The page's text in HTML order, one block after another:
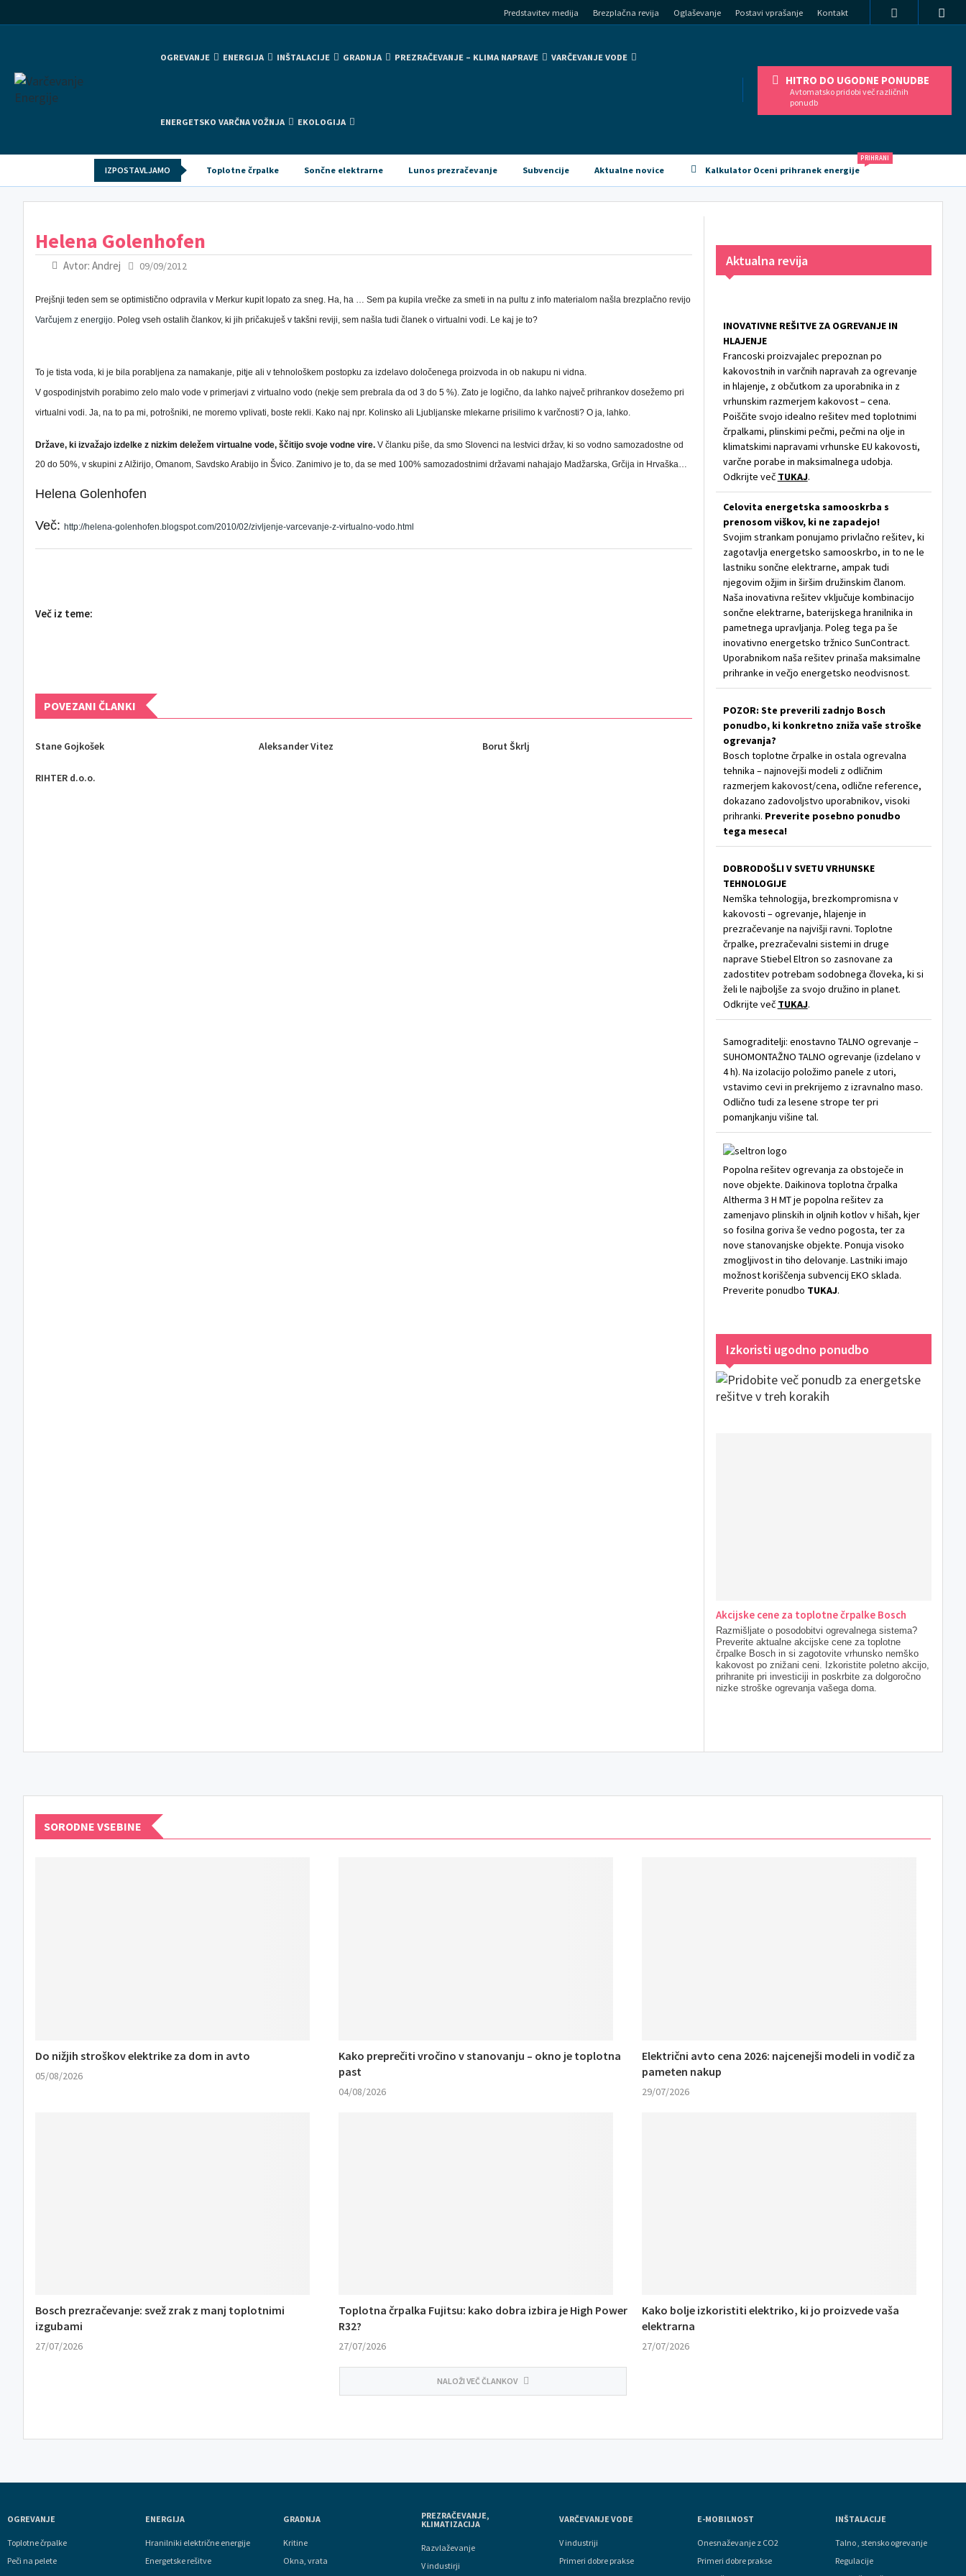
Predstavitev medija Brezplačna revija Oglaševanje Postavi vprašanje Kontakt
OGREVANJE ENERGIJA INŠTALACIJE GRADNJA PREZRAČEVANJE – KLIMA NAPRAVE VARČEVANJE VODE
ENERGETSKO VARČNA VOŽNJA EKOLOGIJA
HITRO DO UGODNE PONUDBE
Avtomatsko pridobi več različnih
ponudb
IZPOSTAVLJAMO Toplotne črpalke Sončne elektrarne Lunos prezračevanje Subvencije Aktualne novice Kalkulator Oceni prihranek energije
PRIHRANI
Helena Golenhofen
Avtor: Andrej 09/09/2012
Prejšnji teden sem se optimistično odpravila v Merkur kupit lopato za sneg. Ha, ha … Sem pa kupila vrečke za smeti in na pultu z info materialom našla brezplačno revijo
Varčujem z energijo. Poleg vseh ostalih člankov, ki jih pričakuješ v takšni reviji, sem našla tudi članek o virtualni vodi. Le kaj je to?
To je tista voda, ki je bila porabljena za namakanje, pitje ali v tehnološkem postopku za izdelavo določenega proizvoda in ob nakupu ni vidna.
V gospodinjstvih porabimo zelo malo vode v primerjavi z virtualno vodo (nekje sem prebrala da od 3 do 5 %). Zato je logično, da lahko največ prihrankov dosežemo pri
virtualni vodi. Ja, na to pa mi, potrošniki, ne moremo vplivati, boste rekli. Kako naj npr. Kolinsko ali Ljubljanske mlekarne prisilimo k varčnosti? O ja, lahko.
Države, ki izvažajo izdelke z nizkim deležem virtualne vode, ščitijo svoje vodne vire. V članku piše, da smo Slovenci na lestvici držav, ki so vodno samozadostne od
20 do 50%, v skupini z Alžirijo, Omanom, Savdsko Arabijo in Švico. Zanimivo je to, da se med 100% samozadostnimi državami nahajajo Madžarska, Grčija in Hrvaška…
Helena Golenhofen
Več: http://helena-golenhofen.blogspot.com/2010/02/zivljenje-varcevanje-z-virtualno-vodo.html
Več iz teme:
POVEZANI ČLANKI
Stane Gojkošek Aleksander Vitez Borut Škrlj
RIHTER d.o.o.
Aktualna revija
INOVATIVNE REŠITVE ZA OGREVANJE IN
HLAJENJE
Francoski proizvajalec prepoznan po
kakovostnih in varčnih napravah za ogrevanje
in hlajenje, z občutkom za uporabnika in z
vrhunskim razmerjem kakovost – cena.
Poiščite svojo idealno rešitev med toplotnimi
črpalkami, plinskimi pečmi, pečmi na olje in
klimatskimi napravami vrhunske EU kakovosti,
varčne porabe in maksimalnega udobja.
Odkrijte več TUKAJ.
Celovita energetska samooskrba s
prenosom viškov, ki ne zapadejo!
Svojim strankam ponujamo privlačno rešitev, ki
zagotavlja energetsko samooskrbo, in to ne le
lastniku sončne elektrarne, ampak tudi
njegovim ožjim in širšim družinskim članom.
Naša inovativna rešitev vključuje kombinacijo
sončne elektrarne, baterijskega hranilnika in
pametnega upravljanja. Poleg tega pa še
inovativno energetsko tržnico SunContract.
Uporabnikom naša rešitev prinaša maksimalne
prihranke in večjo energetsko neodvisnost.
POZOR: Ste preverili zadnjo Bosch
ponudbo, ki konkretno zniža vaše stroške
ogrevanja?
Bosch toplotne črpalke in ostala ogrevalna
tehnika – najnovejši modeli z odličnim
razmerjem kakovost/cena, odlične reference,
dokazano zadovoljstvo uporabnikov, visoki
prihranki. Preverite posebno ponudbo
tega meseca!
DOBRODOŠLI V SVETU VRHUNSKE
TEHNOLOGIJE
Nemška tehnologija, brezkompromisna v
kakovosti – ogrevanje, hlajenje in
prezračevanje na najvišji ravni. Toplotne
črpalke, prezračevalni sistemi in druge
naprave Stiebel Eltron so zasnovane za
zadostitev potrebam sodobnega človeka, ki si
želi le najboljše za svojo družino in planet.
Odkrijte več TUKAJ.
Samograditelji: enostavno TALNO ogrevanje –
SUHOMONTAŽNO TALNO ogrevanje (izdelano v
4 h). Na izolacijo položimo panele z utori,
vstavimo cevi in prekrijemo z izravnalno maso.
Odlično tudi za lesene strope ter pri
pomanjkanju višine tal.
Popolna rešitev ogrevanja za obstoječe in
nove objekte. Daikinova toplotna črpalka
Altherma 3 H MT je popolna rešitev za
zamenjavo plinskih in oljnih kotlov v hišah, kjer
so fosilna goriva še vedno pogosta, ter za
nove stanovanjske objekte. Ponuja visoko
zmogljivost in tiho delovanje. Lastniki imajo
možnost koriščenja subvencij EKO sklada.
Preverite ponudbo TUKAJ.
Izkoristi ugodno ponudbo
Akcijske cene za toplotne črpalke Bosch
Razmišljate o posodobitvi ogrevalnega sistema?
Preverite aktualne akcijske cene za toplotne
črpalke Bosch in si zagotovite vrhunsko nemško
kakovost po znižani ceni. Izkoristite poletno akcijo,
prihranite pri investiciji in poskrbite za dolgoročno
nizke stroške ogrevanja vašega doma.
SORODNE VSEBINE
Do nižjih stroškov elektrike za dom in avto
05/08/2026
Kako preprečiti vročino v stanovanju – okno je toplotna
past
04/08/2026
Električni avto cena 2026: najcenejši modeli in vodič za
pameten nakup
29/07/2026
Bosch prezračevanje: svež zrak z manj toplotnimi
izgubami
27/07/2026
Toplotna črpalka Fujitsu: kako dobra izbira je High Power
R32?
27/07/2026
Kako bolje izkoristiti elektriko, ki jo proizvede vaša
elektrarna
27/07/2026
NALOŽI VEČ ČLANKOV
OGREVANJE
Toplotne črpalke
Peči na pelete
ENERGIJA
Hranilniki električne energije
Energetske rešitve
GRADNJA
Kritine
Okna, vrata
PREZRAČEVANJE,
KLIMATIZACIJA
Razvlaževanje
V industirji
VARČEVANJE VODE
V industriji
Primeri dobre prakse
E-MOBILNOST
Onesnaževanje z CO2
Primeri dobre prakse
INŠTALACIJE
Talno , stensko ogrevanje
Regulacije